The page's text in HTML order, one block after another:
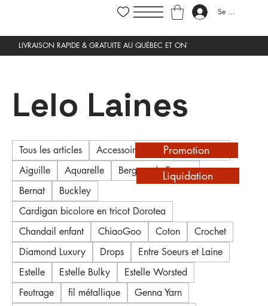
Se connecter
Lelo Laines
Tous les articles
Accessoires de tricot et crochet
Aiguille
Aquarelle
Bergere de France
Bernat
Buckley
Cardigan bicolore en tricot Dorotea
Chandail enfant
ChiaoGoo Coton
Crochet
Diamond Luxury
Drops
Entre Soeurs et Laine
Estelle
Estelle Bulky
Estelle Worsted
Feutrage
fil métallique
Genna Yarn
Liquidation
Promotion